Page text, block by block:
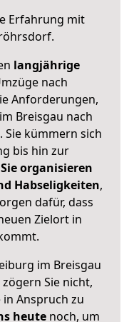
Erfahrung mit
.
langjährige
nach
Anforderungen,
Breisgau nach
kümmern sich
bis hin zur
Sie organisieren
Habseligkeiten,
dafür, dass
Zielort in
im Breisgau
Sie nicht,
Anspruch zu
heutenoch, um